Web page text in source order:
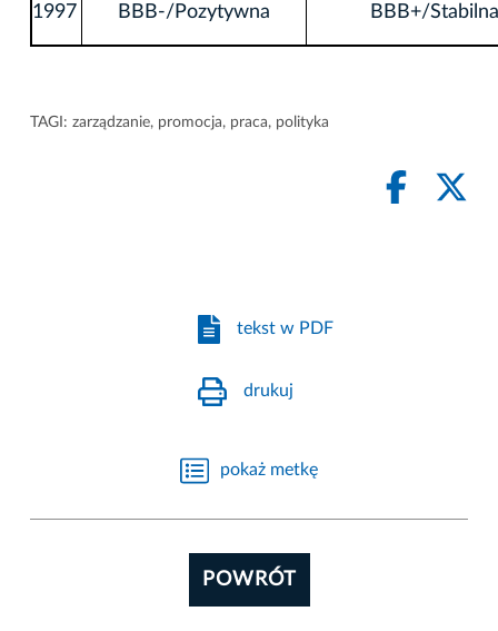
1997 BBB-/Pozytywna BBB+/Stabilna
TAGI: zarządzanie, promocja, praca, polityka
tekst w PDF
drukuj
pokaż metkę
POWRÓT